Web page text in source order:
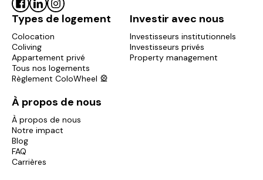
Types de logement
Colocation
Coliving
Appartement privé
Tous nos logements
Règlement ColoWheel 🎡
Investir avec nous
Investisseurs institutionnels
Investisseurs privés
Property management
À propos de nous
À propos de nous
Notre impact
Blog
FAQ
Carrières